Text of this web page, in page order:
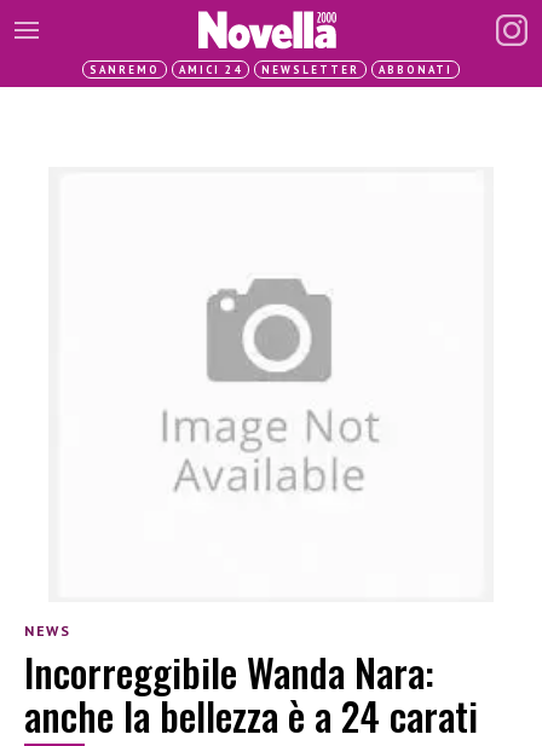
SANREMO AMICI 24 NEWSLETTER ABBONATI
NEWS
Incorreggibile Wanda Nara:
anche la bellezza è a 24 carati